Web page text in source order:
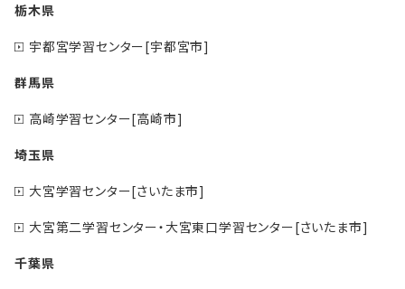
栃木県
宇都宮学習センター[宇都宮市]
群馬県
高崎学習センター[高崎市]
埼玉県
大宮学習センター[さいたま市]
大宮第二学習センター・大宮東口学習センター[さいたま市]
千葉県